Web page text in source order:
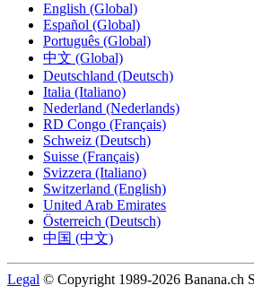
English (Global)
Español (Global)
Português (Global)
中文 (Global)
Deutschland (Deutsch)
Italia (Italiano)
Nederland (Nederlands)
RD Congo (Français)
Schweiz (Deutsch)
Suisse (Français)
Svizzera (Italiano)
Switzerland (English)
United Arab Emirates
Österreich (Deutsch)
中国 (中文)
Legal © Copyright 1989-2026 Banana.ch